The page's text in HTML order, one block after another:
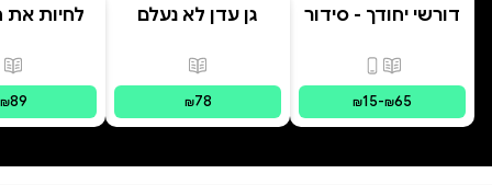
דורשי יחודך - סידור
פורמטים זמינים
מודפס, דיגיטלי
₪15-₪65
גן עדן לא נעלם
פורמטים זמינים מודפס
₪78
לחיות את
₪89